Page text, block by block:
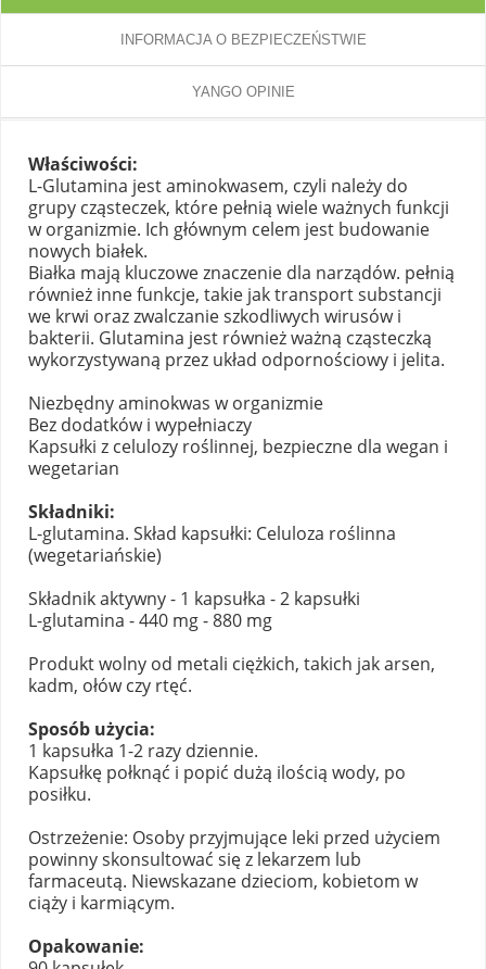
INFORMACJA O BEZPIECZEŃSTWIE
YANGO OPINIE
Właściwości:
L-Glutamina jest aminokwasem, czyli należy do
grupy cząsteczek, które pełnią wiele ważnych funkcji
w organizmie. Ich głównym celem jest budowanie
nowych białek.
Białka mają kluczowe znaczenie dla narządów. pełnią
również inne funkcje, takie jak transport substancji
we krwi oraz zwalczanie szkodliwych wirusów i
bakterii. Glutamina jest również ważną cząsteczką
wykorzystywaną przez układ odpornościowy i jelita.
Niezbędny aminokwas w organizmie
Bez dodatków i wypełniaczy
Kapsułki z celulozy roślinnej, bezpieczne dla wegan i
wegetarian
Składniki:
L-glutamina. Skład kapsułki: Celuloza roślinna
(wegetariańskie)
Składnik aktywny - 1 kapsułka - 2 kapsułki
L-glutamina - 440 mg - 880 mg
Produkt wolny od metali ciężkich, takich jak arsen,
kadm, ołów czy rtęć.
Sposób użycia:
1 kapsułka 1-2 razy dziennie.
Kapsułkę połknąć i popić dużą ilością wody, po
posiłku.
Ostrzeżenie: Osoby przyjmujące leki przed użyciem
powinny skonsultować się z lekarzem lub
farmaceutą. Niewskazane dzieciom, kobietom w
ciąży i karmiącym.
Opakowanie: